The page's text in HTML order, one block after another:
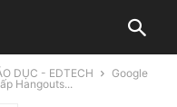
DỤC - EDTECH
Google
Hangouts...